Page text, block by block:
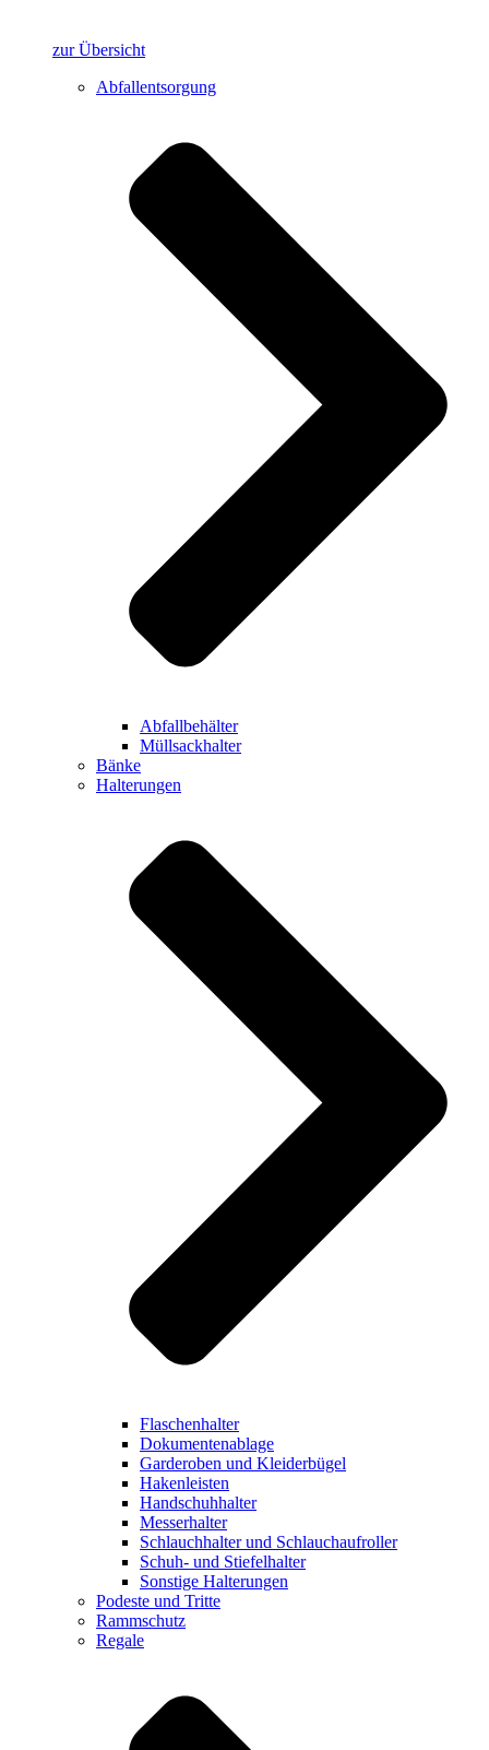
zur Übersicht
Abfallentsorgung
Abfallbehälter
Müllsackhalter
Bänke
Halterungen
Flaschenhalter
Dokumentenablage
Garderoben und Kleiderbügel
Hakenleisten
Handschuhhalter
Messerhalter
Schlauchhalter und Schlauchaufroller
Schuh- und Stiefelhalter
Sonstige Halterungen
Podeste und Tritte
Rammschutz
Regale